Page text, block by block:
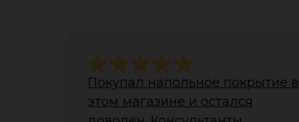
Покупал напольное покрытие в
этом магазине и остался